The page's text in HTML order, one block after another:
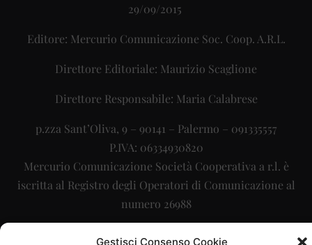
Gestisci Consenso Cookie
29/09/2015
Editore: Mercurio Comunicazione Soc. Coop. A.R.L.
Direttore Editoriale: Maurizio Scaglione
Direttore Responsabile: Maria Calabrese
p.zza Sant’Oliva, 9 – 90141 – Palermo – 091335557
P.IVA: 06334930820
Mercurio Comunicazione Società Cooperativa a r.l. è
iscritta al Registro degli Operatori di Comunicazione al
numero 26988